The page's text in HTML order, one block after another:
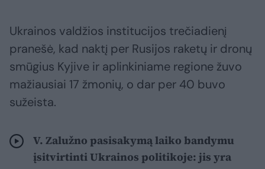
Ukrainos valdžios institucijos trečiadienį
pranešė, kad naktį per Rusijos raketų ir dronų
smūgius Kyjive ir aplinkiniame regione žuvo
mažiausiai 17 žmonių, o dar per 40 buvo
sužeista.
V. Zalužno pasisakymą laiko bandymu
įsitvirtinti Ukrainos politikoje: jis yra